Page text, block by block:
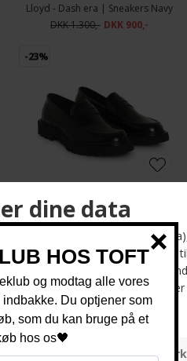
Lloyd - Dash era | Sneakers Navy
DKK 1.300,- DKK 900,-
-23%
Matinique - Locco shoes | Sko Black
DKK 1.000,-
-33%